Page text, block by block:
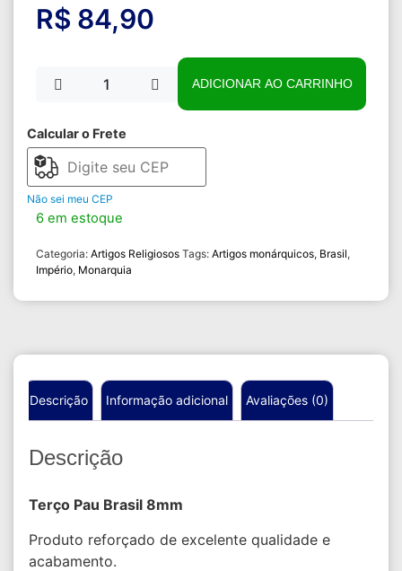
R$ 84,90
ADICIONAR AO CARRINHO
Calcular o Frete
Não sei meu CEP
6 em estoque
Categoria:Artigos Religiosos Tags:Artigos monárquicos, Brasil,
Império, Monarquia
Descrição Informação adicional Avaliações (0)
Descrição
Terço Pau Brasil 8mm
Produto reforçado de excelente qualidade e
acabamento.